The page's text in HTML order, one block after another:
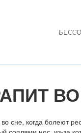
сне, когда болеют